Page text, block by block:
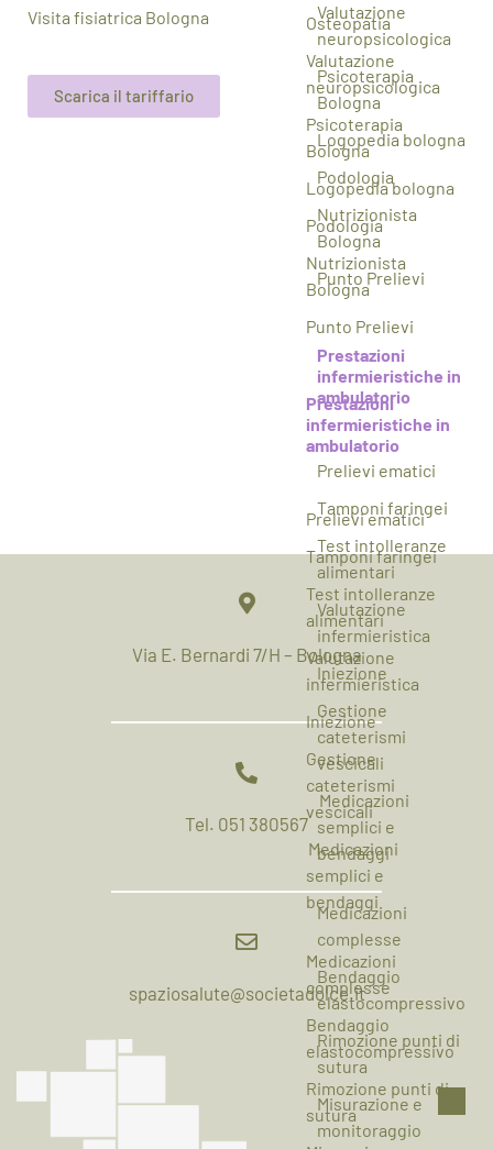
Valutazione
neuropsicologica
Psicoterapia
Bologna
Logopedia bologna
Podologia
Nutrizionista
Bologna
Punto Prelievi
Prestazioni
infermieristiche in
ambulatorio
Prelievi ematici
Tamponi faringei
Test intolleranze
alimentari
Valutazione
infermieristica
Iniezione
Gestione
cateterismi
vescicali
Medicazioni
semplici e
bendaggi
Medicazioni
complesse
Bendaggio
elastocompressivo
Rimozione punti di
sutura
Misurazione e
monitoraggio
Osteopatia
Valutazione
neuropsicologica
Psicoterapia
Bologna
Logopedia bologna
Podologia
Nutrizionista
Bologna
Punto Prelievi
Prestazioni
infermieristiche in
ambulatorio
Prelievi ematici
Tamponi faringei
Test intolleranze
alimentari
Valutazione
infermieristica
Iniezione
Gestione
cateterismi
vescicali
Medicazioni
semplici e
bendaggi
Medicazioni
complesse
Bendaggio
elastocompressivo
Rimozione punti di
sutura
Visita fisiatrica Bologna
Scarica il tariffario
Via E. Bernardi 7/H – Bologna
Tel. 051 380567
spaziosalute@societadolce.it